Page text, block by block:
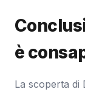
è
La scoperta di